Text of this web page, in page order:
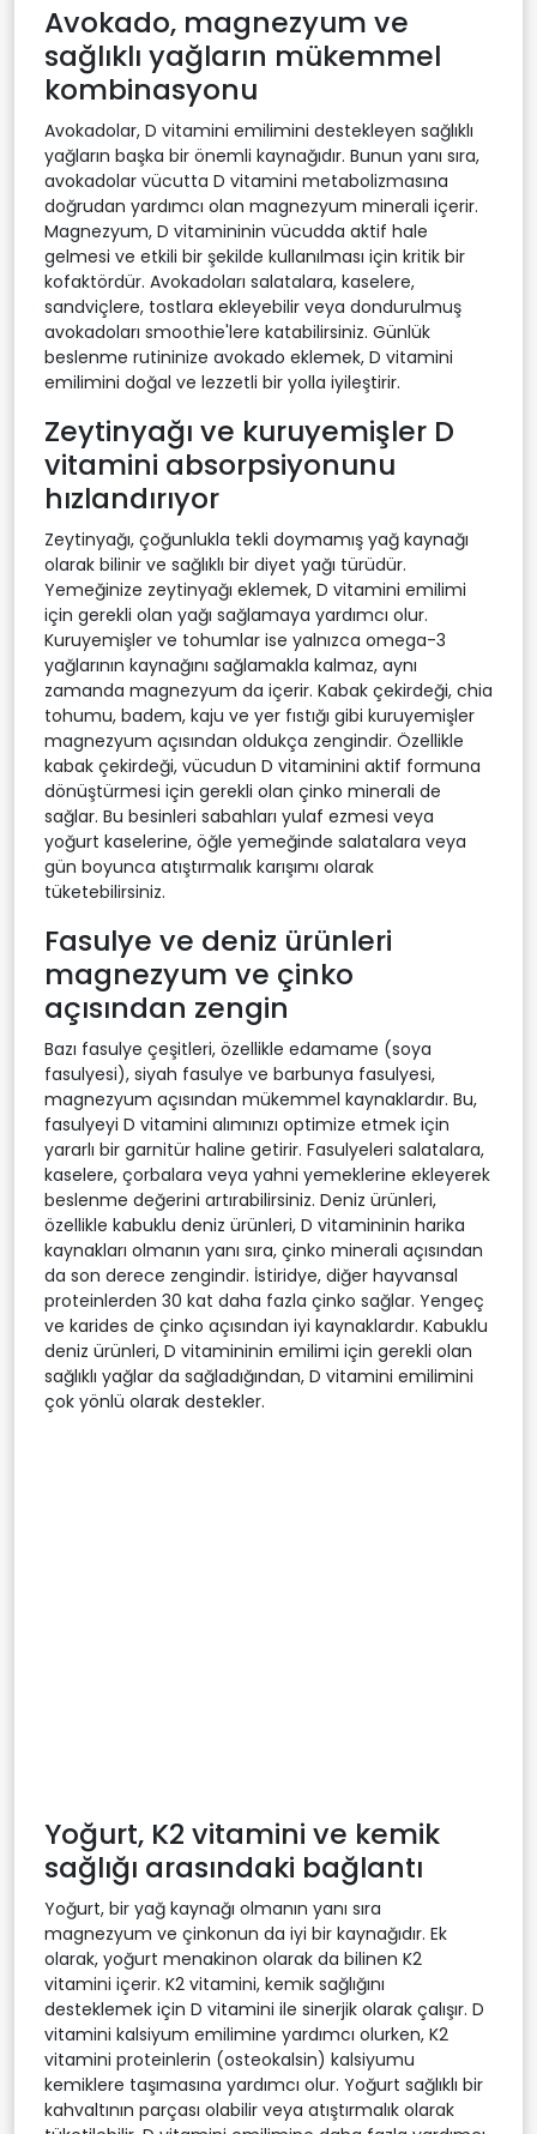
Avokado, magnezyum ve
sağlıklı yağların mükemmel
kombinasyonu
Avokadolar, D vitamini emilimini destekleyen sağlıklı
yağların başka bir önemli kaynağıdır. Bunun yanı sıra,
avokadolar vücutta D vitamini metabolizmasına
doğrudan yardımcı olan magnezyum minerali içerir.
Magnezyum, D vitamininin vücudda aktif hale
gelmesi ve etkili bir şekilde kullanılması için kritik bir
kofaktördür. Avokadoları salatalara, kaselere,
sandviçlere, tostlara ekleyebilir veya dondurulmuş
avokadoları smoothie'lere katabilirsiniz. Günlük
beslenme rutininize avokado eklemek, D vitamini
emilimini doğal ve lezzetli bir yolla iyileştirir.
Zeytinyağı ve kuruyemişler D
vitamini absorpsiyonunu
hızlandırıyor
Zeytinyağı, çoğunlukla tekli doymamış yağ kaynağı
olarak bilinir ve sağlıklı bir diyet yağı türüdür.
Yemeğinize zeytinyağı eklemek, D vitamini emilimi
için gerekli olan yağı sağlamaya yardımcı olur.
Kuruyemişler ve tohumlar ise yalnızca omega-3
yağlarının kaynağını sağlamakla kalmaz, aynı
zamanda magnezyum da içerir. Kabak çekirdeği, chia
tohumu, badem, kaju ve yer fıstığı gibi kuruyemişler
magnezyum açısından oldukça zengindir. Özellikle
kabak çekirdeği, vücudun D vitaminini aktif formuna
dönüştürmesi için gerekli olan çinko minerali de
sağlar. Bu besinleri sabahları yulaf ezmesi veya
yoğurt kaselerine, öğle yemeğinde salatalara veya
gün boyunca atıştırmalık karışımı olarak
tüketebilirsiniz.
Fasulye ve deniz ürünleri
magnezyum ve çinko
açısından zengin
Bazı fasulye çeşitleri, özellikle edamame (soya
fasulyesi), siyah fasulye ve barbunya fasulyesi,
magnezyum açısından mükemmel kaynaklardır. Bu,
fasulyeyi D vitamini alımınızı optimize etmek için
yararlı bir garnitür haline getirir. Fasulyeleri salatalara,
kaselere, çorbalara veya yahni yemeklerine ekleyerek
beslenme değerini artırabilirsiniz. Deniz ürünleri,
özellikle kabuklu deniz ürünleri, D vitamininin harika
kaynakları olmanın yanı sıra, çinko minerali açısından
da son derece zengindir. İstiridye, diğer hayvansal
proteinlerden 30 kat daha fazla çinko sağlar. Yengeç
ve karides de çinko açısından iyi kaynaklardır. Kabuklu
deniz ürünleri, D vitamininin emilimi için gerekli olan
sağlıklı yağlar da sağladığından, D vitamini emilimini
çok yönlü olarak destekler.
Yoğurt, K2 vitamini ve kemik
sağlığı arasındaki bağlantı
Yoğurt, bir yağ kaynağı olmanın yanı sıra
magnezyum ve çinkonun da iyi bir kaynağıdır. Ek
olarak, yoğurt menakinon olarak da bilinen K2
vitamini içerir. K2 vitamini, kemik sağlığını
desteklemek için D vitamini ile sinerjik olarak çalışır. D
vitamini kalsiyum emilimine yardımcı olurken, K2
vitamini proteinlerin (osteokalsin) kalsiyumu
kemiklere taşımasına yardımcı olur. Yoğurt sağlıklı bir
kahvaltının parçası olabilir veya atıştırmalık olarak